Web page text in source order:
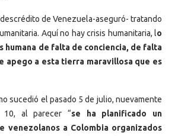
de Venezuela-aseguró- tratando
Aquí no hay crisis humanitaria, lo
humana de falta de conciencia, de falta
apego a esta tierra maravillosa que es
sucedió el pasado 5 de julio, nuevamente
10, al parecer “se ha planificado un
venezolanos a Colombia organizados